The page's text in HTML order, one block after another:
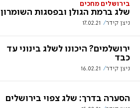
בירושלים מחכים
שלג ברמת הגולן ובפסגות השומרון
ניצן קידר 17.02.21
ירושלמים? היכונו לשלג בינוני עד
כבד
ניצן קידר 16.02.21
הסערה בדרך: שלג צפוי בירושלים